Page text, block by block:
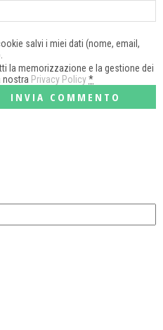
salvi i miei dati (nome, email,
la memorizzazione e la gestione dei
nostra Privacy Policy*